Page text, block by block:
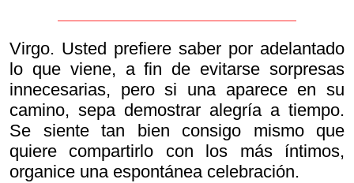
Virgo. Usted prefiere saber por adelantado
lo que viene, a fin de evitarse sorpresas
innecesarias, pero si una aparece en su
camino, sepa demostrar alegría a tiempo.
Se siente tan bien consigo mismo que
quiere compartirlo con los más íntimos,
organice una espontánea celebración.